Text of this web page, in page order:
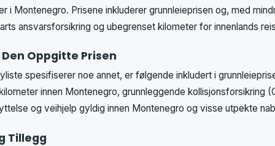
i Montenegro. Prisene inkluderer grunnleieprisen og, med
ansvarsforsikring og ubegrenset kilometer for innenlands
Oppgitte Prisen
spesifiserer noe annet, er følgende inkludert i
innen Montenegro, grunnleggende kollisjonsforsikring
og veihjelp gyldig innen Montenegro og visse utpekte
Tillegg